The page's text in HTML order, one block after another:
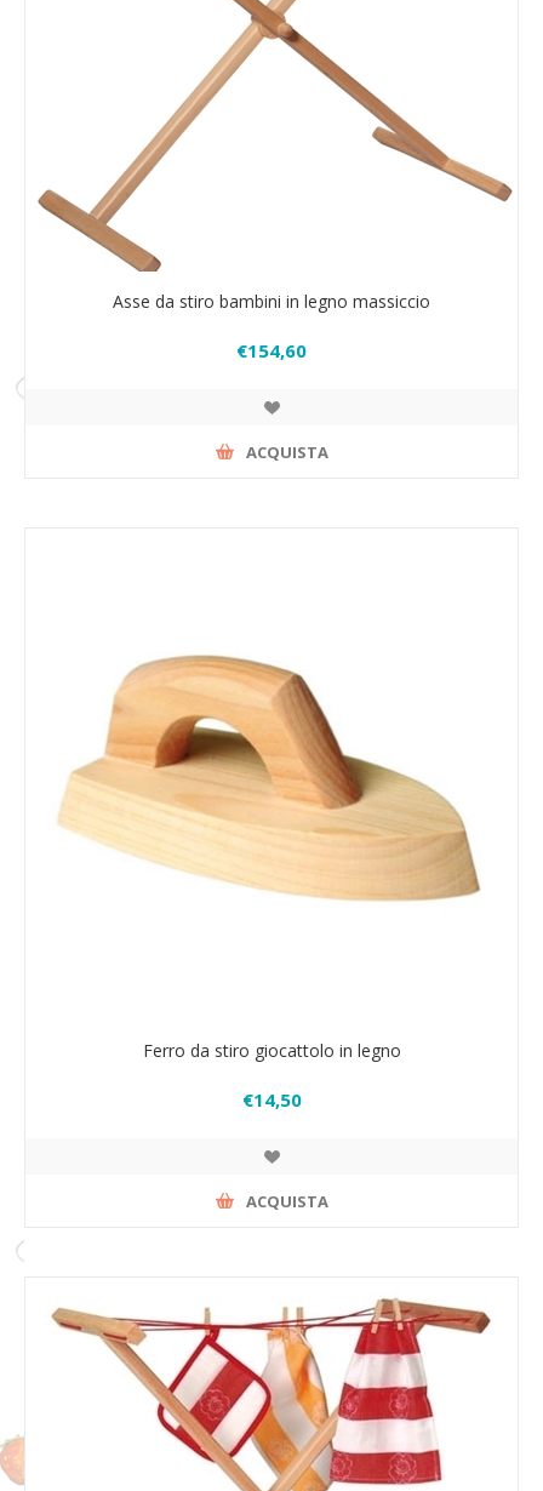
Asse da stiro bambini in legno massiccio
€154,60
ACQUISTA
Ferro da stiro giocattolo in legno
€14,50
ACQUISTA